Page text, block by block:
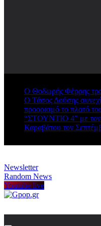
Ο Θοδωρής Φέρρης
Ο Τάσος Δούσης
προορισμό το πλατό
“ΣΤΟΥΝΤΙΟ 4” με τον
Καραβάτου τον
Newsletter
Random News
Youtube live